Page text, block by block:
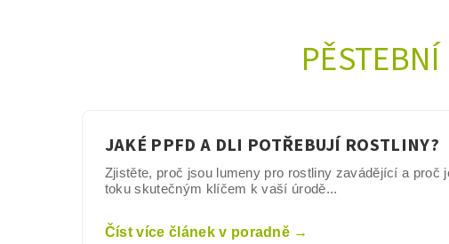
JAKÉ PPFD A DLI POTŘEBUJÍ ROSTLINY?
Zjistěte, proč jsou lumeny pro rostliny zavádějící a proč
toku skutečným klíčem k vaší úrodě...
Číst více článek v poradně →